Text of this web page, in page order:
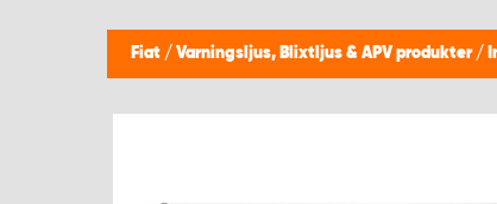
Fiat / Varningsljus, Blixtljus & APV produkter /